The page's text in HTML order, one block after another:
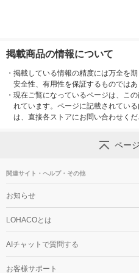
掲載商品の情報について
・ 掲載している情報の精度には万全を
安全性、有用性を保証するものではあ
・ 現在ご覧になっているページは、こ
れています。ページに記載されてい
は、直接各ストアにお問い合わせくだ
ペー
関連サイト・ヘルプ・その他
お知らせ
LOHACOとは
AIチャットで質問する
お客様サポート